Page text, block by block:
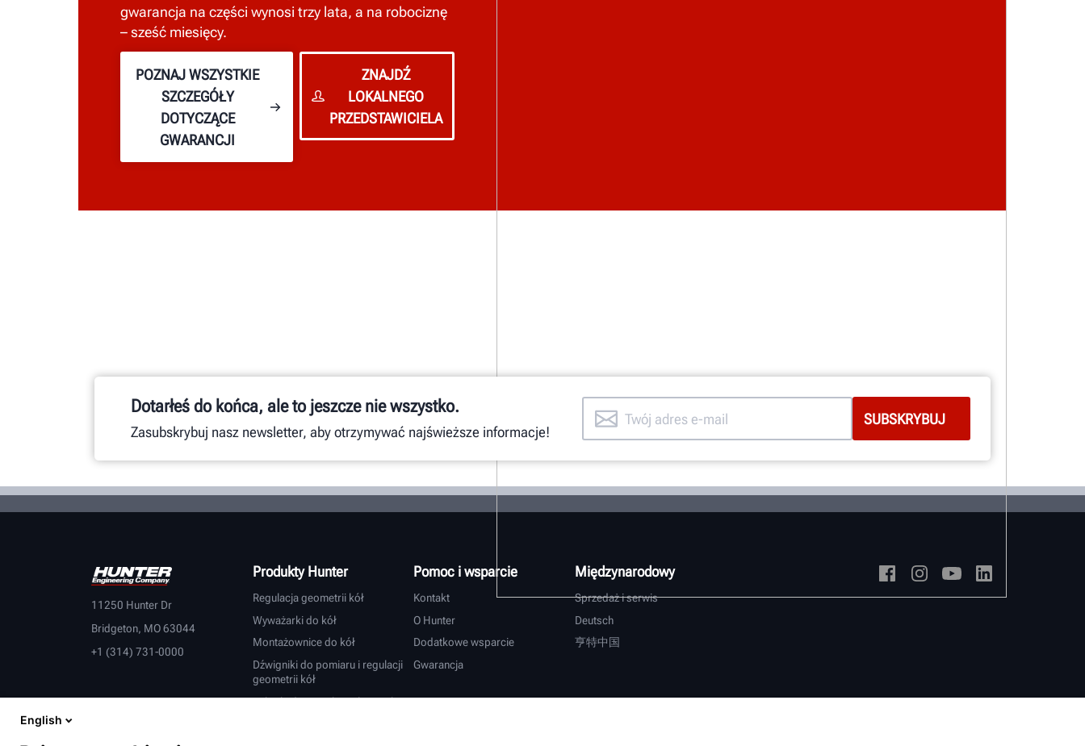
gwarancja na części wynosi trzy lata, a na robociznę
– sześć miesięcy.
POZNAJ WSZYSTKIE
SZCZEGÓŁY
DOTYCZĄCE
GWARANCJI
ZNAJDŹ
LOKALNEGO
PRZEDSTAWICIELA
Dotarłeś do końca, ale to jeszcze nie wszystko.
Zasubskrybuj nasz newsletter, aby otrzymywać najświeższe informacje!
11250 Hunter Dr
Bridgeton, MO 63044
+1 (314) 731-0000
Produkty Hunter
Regulacja geometrii kół
Wyważarki do kół
Montażownice do kół
Dźwigniki do pomiaru i regulacji
geometrii kół
Tokarki do tarcz hamulcowych
Pomoc i wsparcie
Kontakt
O Hunter
Dodatkowe wsparcie
Gwarancja
Międzynarodowy
Sprzedaż i serwis
Deutsch
亨特中国
English